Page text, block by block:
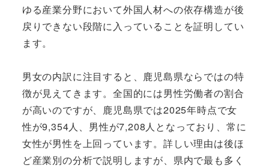
ゆる産業分野において外国人材への依存構造が後
戻りできない段階に入っていることを証明してい
ます。
男女の内訳に注目すると、鹿児島県ならではの特
徴が見えてきます。全国的には男性労働者の割合
が高いのですが、鹿児島県では2025年時点で女
性が9,354人、男性が7,208人となっており、常に
女性が男性を上回っています。詳しい理由は後ほ
ど産業別の分析で説明しますが、県内で最も多く